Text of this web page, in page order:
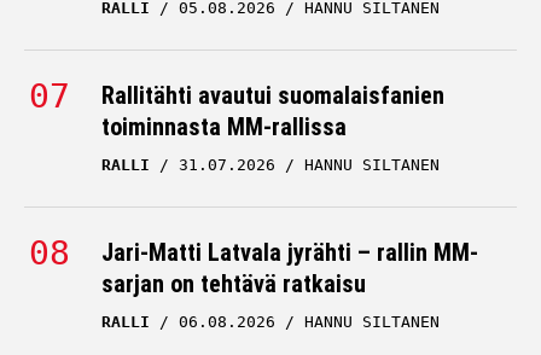
RALLI 05.08.2026 HANNU SILTANEN
Rallitähti avautui suomalaisfanien
toiminnasta MM-rallissa
RALLI 31.07.2026 HANNU SILTANEN
Jari-Matti Latvala jyrähti – rallin MM-
sarjan on tehtävä ratkaisu
RALLI 06.08.2026 HANNU SILTANEN